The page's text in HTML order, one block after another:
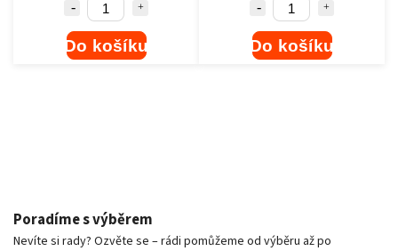
Do košíku Do košíku
Poradíme s výběrem
Nevíte si rady? Ozvěte se – rádi pomůžeme od výběru až po